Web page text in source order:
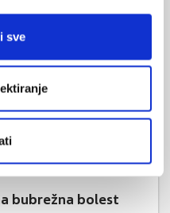
sve
kardiovaskularnih
važnih odrednica
bubrežna bolest